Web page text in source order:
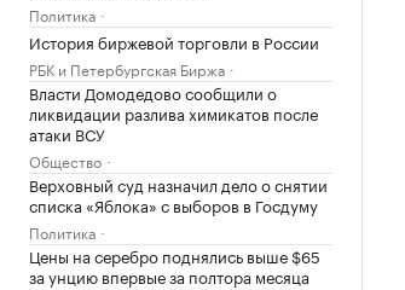
Политика
История биржевой торговли в России
РБК и Петербургская Биржа
Власти Домодедово сообщили о
ликвидации разлива химикатов после
атаки ВСУ
Общество
Верховный суд назначил дело о снятии
списка «Яблока» с выборов в Госдуму
Политика
Цены на серебро поднялись выше $65
за унцию впервые за полтора месяца